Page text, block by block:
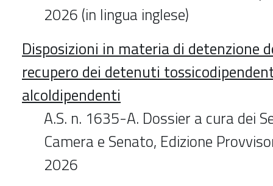
2026 (in lingua inglese)
Disposizioni in materia di detenzione
recupero dei detenuti
alcoldipendenti
A.S. n. 1635-A. Dossier a cura dei
Camera e Senato, Edizione
2026